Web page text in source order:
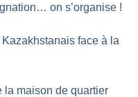
on s’organise !
face à la
la maison de quartier